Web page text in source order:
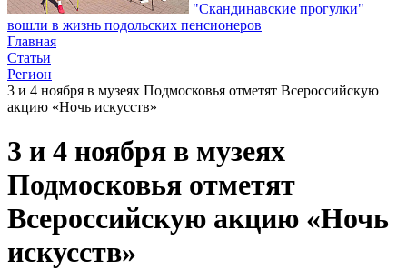
"Скандинавские прогулки"
вошли в жизнь подольских пенсионеров
Главная
Статьи
Регион
3 и 4 ноября в музеях Подмосковья отметят Всероссийскую
акцию «Ночь искусств»
3 и 4 ноября в музеях
Подмосковья отметят
Всероссийскую акцию «Ночь
искусств»